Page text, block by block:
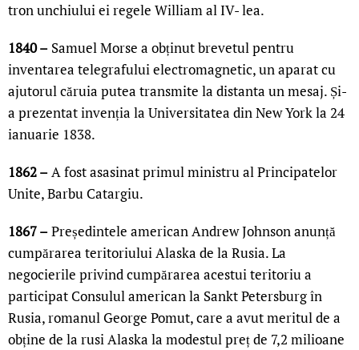
tron unchiului ei regele William al IV- lea.
1840 – Samuel Morse a obținut brevetul pentru
inventarea telegrafului electromagnetic, un aparat cu
ajutorul căruia putea transmite la distanta un mesaj. Și-
a prezentat invenția la Universitatea din New York la 24
ianuarie 1838.
1862 –A fost asasinat primul ministru al Principatelor
Unite, Barbu Catargiu.
1867 –Președintele american Andrew Johnson anunță
cumpărarea teritoriului Alaska de la Rusia. La
negocierile privind cumpărarea acestui teritoriu a
participat Consulul american la Sankt Petersburg în
Rusia, romanul George Pomut, care a avut meritul de a
obține de la rusi Alaska la modestul preț de 7,2 milioane